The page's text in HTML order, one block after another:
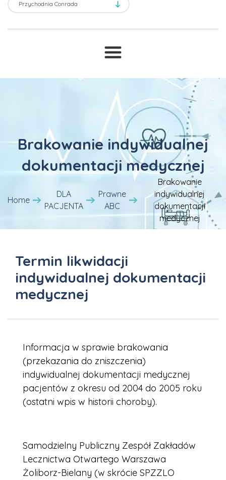
Transport sanitarny
Brakowanie indywidualnej
dokumentacji medycznej
Home
DLA
PACJENTA
Prawne
ABC
Brakowanie
indywidualnej
dokumentacji
medycznej
Termin likwidacji
indywidualnej dokumentacji
medycznej
Informacja w sprawie brakowania
(przekazania do zniszczenia)
indywidualnej dokumentacji medycznej
pacjentów z okresu od 2004 do 2005 roku
(ostatni wpis w historii choroby).
Samodzielny Publiczny Zespół Zakładów
Lecznictwa Otwartego Warszawa
Żoliborz-Bielany (w skrócie SPZZLO